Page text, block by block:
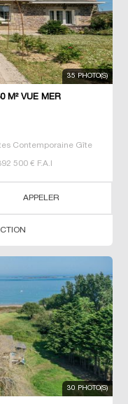
35 PHOTO(S)
M² VUE MER
Contemporaine Gîte
500 € F.A.I
APPELER
30 PHOTO(S)